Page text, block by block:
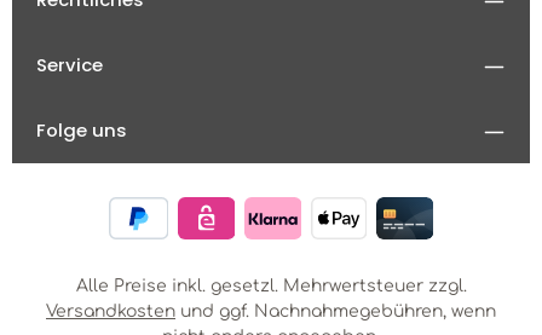
Service
Folge uns
Alle Preise inkl. gesetzl. Mehrwertsteuer zzgl.
Versandkosten und ggf. Nachnahmegebühren, wenn